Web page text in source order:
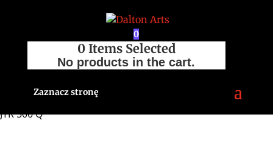
0
0 Items Selected
No products in the cart.
Zaznacz stronę
Strona główna/Sklep
/ Trąbka Bb Jupiter
JTR 500 Q